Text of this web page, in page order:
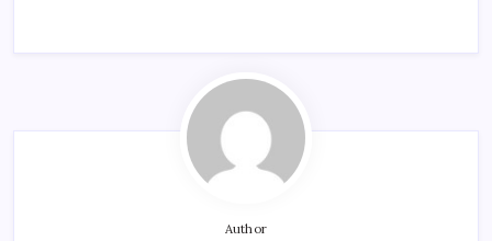
Author